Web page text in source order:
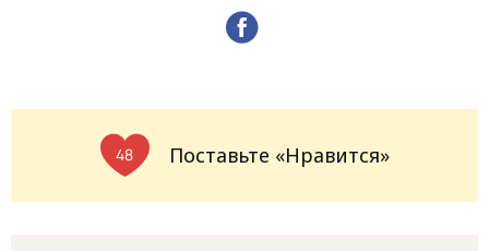
48 Поставьте «Нравится»